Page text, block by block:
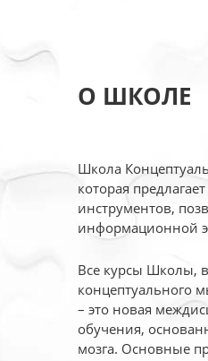
О ШКОЛЕ
Школа
которая
инструментов,
информационной
Все курсы Школы,
концептуального
– это новая
обучения,
мозга. Основные